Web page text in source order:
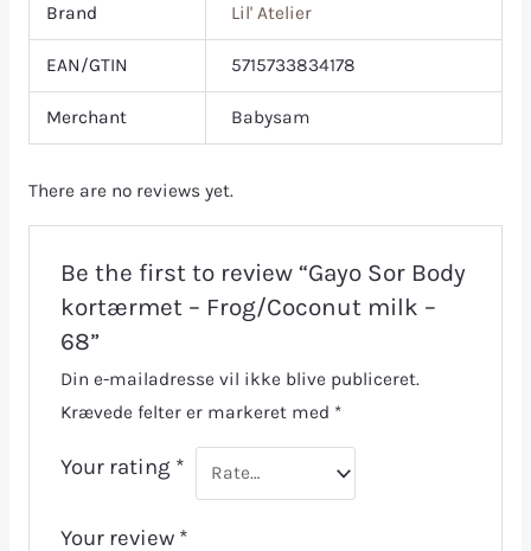
Brand Lil' Atelier
EAN/GTIN 5715733834178
Merchant Babysam
There are no reviews yet.
Be the first to review “Gayo Sor Body
kortærmet – Frog/Coconut milk –
68”
Din e-mailadresse vil ikke blive publiceret.
Krævede felter er markeret med *
Your rating *
Your review *